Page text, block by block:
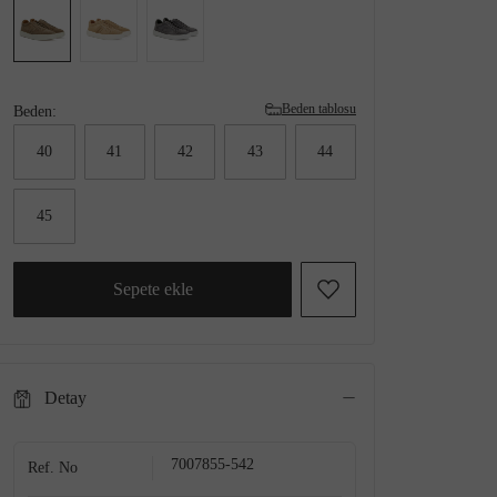
Beden: Beden tablosu
40 41 42 43 44
45
Sepete ekle
Detay
Ref. No 7007855-542